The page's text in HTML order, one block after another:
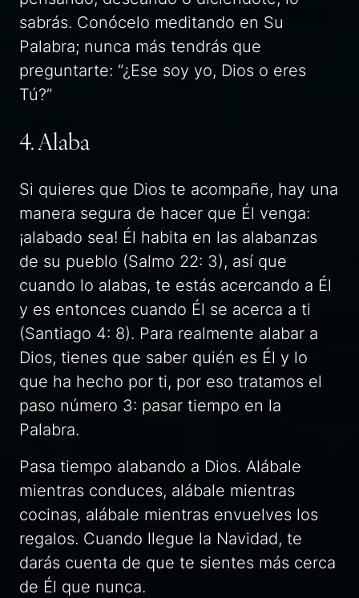
sabrás. Conócelo meditando en Su
Palabra; nunca más tendrás que
preguntarte: “¿Ese soy yo, Dios o eres
Tú?”
4. Alaba
Si quieres que Dios te acompañe, hay una
manera segura de hacer que Él venga:
¡alabado sea! Él habita en las alabanzas
de su pueblo (Salmo 22: 3), así que
cuando lo alabas, te estás acercando a Él
y es entonces cuando Él se acerca a ti
(Santiago 4: 8). Para realmente alabar a
Dios, tienes que saber quién es Él y lo
que ha hecho por ti, por eso tratamos el
paso número 3: pasar tiempo en la
Palabra.
Pasa tiempo alabando a Dios. Alábale
mientras conduces, alábale mientras
cocinas, alábale mientras envuelves los
regalos. Cuando llegue la Navidad, te
darás cuenta de que te sientes más cerca
de Él que nunca.